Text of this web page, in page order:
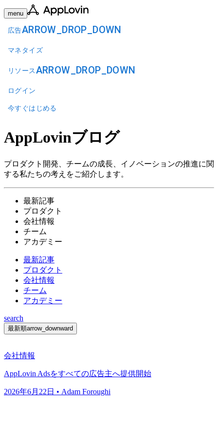
menu
広告ARROW_DROP_DOWN
マネタイズ
リソースARROW_DROP_DOWN
ログイン
今すぐはじめる
AppLovinブログ
プロダクト開発、チームの成長、イノベーションの推進に関
する私たちの考えをご紹介します。
最新記事
プロダクト
会社情報
チーム
アカデミー
最新記事
プロダクト
会社情報
チーム
アカデミー
search
最新順arrow_downward
会社情報
AppLovin Adsをすべての広告主へ提供開始
2026年6月22日 • Adam Foroughi